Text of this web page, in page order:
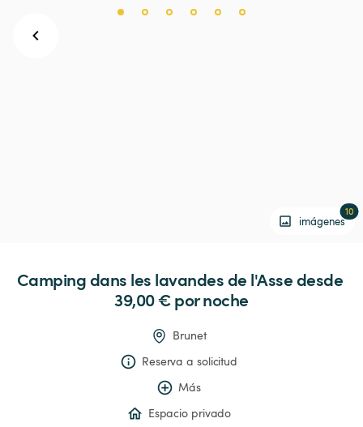
imágenes
10
Campingdans les lavandesde l'Asse desde
39,00 € por noche
Brunet
Reserva a solicitud
Más
Espacio privado